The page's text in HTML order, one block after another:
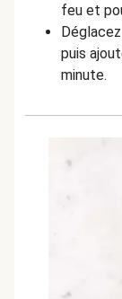
feu et
puis
minute.